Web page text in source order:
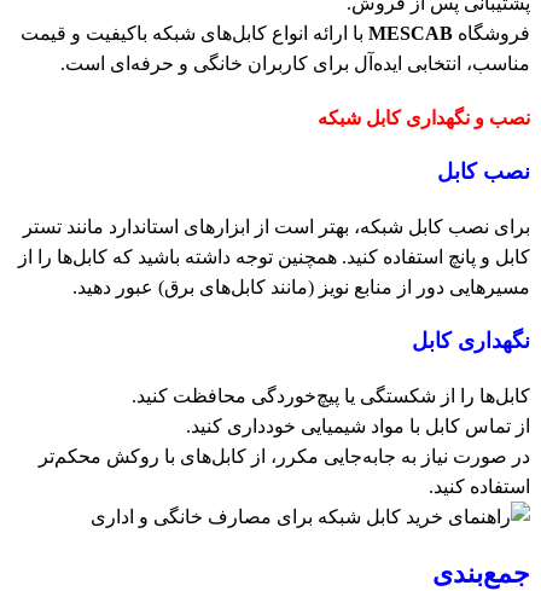
فروشگاه MESCABبا ارائه انواع کابل‌های شبکه باکیفیت و قیمت
مناسب، انتخابی ایده‌آل برای کاربران خانگی و حرفه‌ای است.
نصب و نگهداری کابل شبکه
نصب کابل
برای نصب کابل شبکه، بهتر است از ابزارهای استاندارد مانند تستر
کابل و پانچ استفاده کنید. همچنین توجه داشته باشید که کابل‌ها را از
مسیرهایی دور از منابع نویز (مانند کابل‌های برق) عبور دهید.
نگهداری کابل
کابل‌ها را از شکستگی یا پیچ‌خوردگی محافظت کنید.
از تماس کابل با مواد شیمیایی خودداری کنید.
در صورت نیاز به جابه‌جایی مکرر، از کابل‌های با روکش محکم‌تر
استفاده کنید.
جمع‌بندی